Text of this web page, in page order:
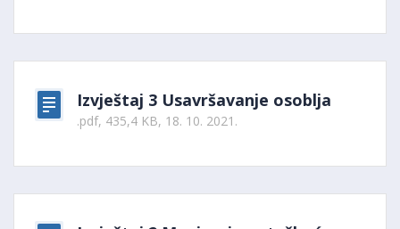
Izvještaj 3 Usavršavanje osoblja
.pdf, 435,4 KB, 18. 10. 2021.